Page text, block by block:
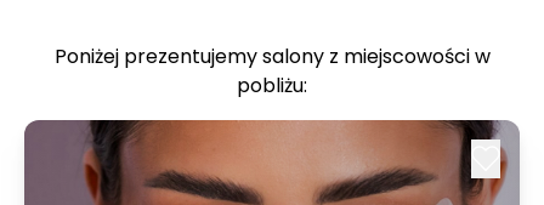
Poniżej prezentujemy salony z miejscowości w
pobliżu: